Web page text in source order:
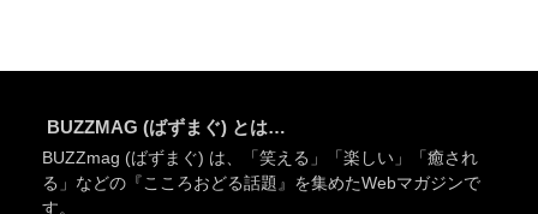
BUZZMAG (ばずまぐ) とは…
BUZZmag (ばずまぐ) は、「笑える」「楽しい」「癒され
る」などの『こころおどる話題』を集めたWebマガジンで
す。